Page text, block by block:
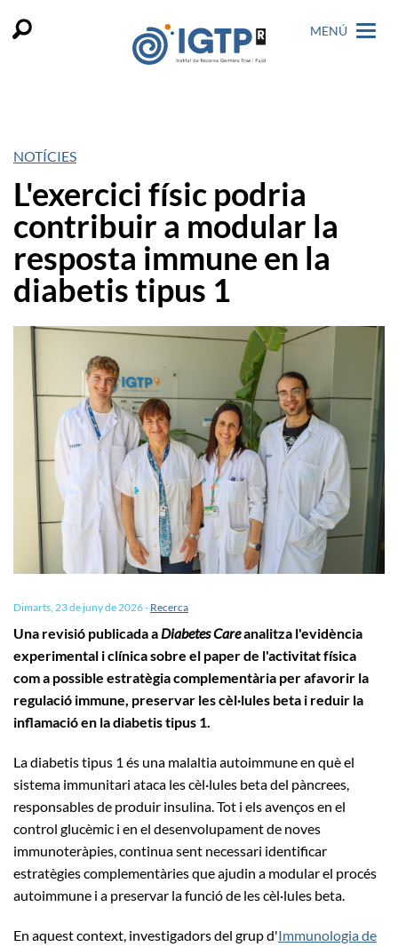
MENÚ
NOTÍCIES
L'exercici físic podria
contribuir a modular la
resposta immune en la
diabetis tipus 1
Dimarts, 23 de juny de 2026- Recerca
Una revisió publicada a Diabetes Careanalitza l'evidència
experimental i clínica sobre el paper de l'activitat física
com a possible estratègia complementària per afavorir la
regulació immune, preservar les cèl·lules beta i reduir la
inflamació en la diabetis tipus 1.
La diabetis tipus 1 és una malaltia autoimmune en què el
sistema immunitari ataca les cèl·lules beta del pàncrees,
responsables de produir insulina. Tot i els avenços en el
control glucèmic i en el desenvolupament de noves
immunoteràpies, continua sent necessari identificar
estratègies complementàries que ajudin a modular el procés
autoimmune i a preservar la funció de les cèl·lules beta.
En aquest context, investigadors del grup d'Immunologia de